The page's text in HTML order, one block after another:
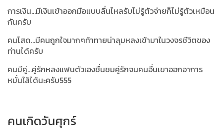
การเงิน...มีเงินเข้าออกมือแบบลื่นไหลรับไม่รู้ตัวจ่ายก็ไม่รู้ตัวเหมือน
กันครับ
คนโสด...มีคนถูกใจมากๆท้าทายน่าลุมหลงเข้ามาในวงจรชีวิตของ
ท่านได้ครับ
คนมีคู่...คู่รักหลงแฟนตัวเองชื่นชมคู่รักจนคนอื่นเขาออกอาการ
หมั่นใส้ได้นะครับ555
คนเกิดวันศุกร์